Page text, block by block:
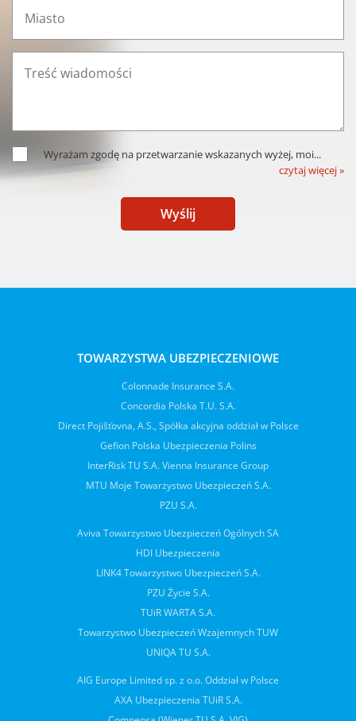
Wyrażam zgodę na przetwarzanie wskazanych wyżej, moi...
czytaj więcej »
Wyślij
TOWARZYSTWA UBEZPIECZENIOWE
Colonnade Insurance S.A.
Concordia Polska T.U. S.A.
Direct Pojišťovna, A.S., Spółka akcyjna oddział w Polsce
Gefion Polska Ubezpieczenia Polins
InterRisk TU S.A. Vienna Insurance Group
MTU Moje Towarzystwo Ubezpieczeń S.A.
PZU S.A.
Aviva Towarzystwo Ubezpieczeń Ogólnych SA
HDI Ubezpieczenia
LINK4 Towarzystwo Ubezpieczeń S.A.
PZU Życie S.A.
TUiR WARTA S.A.
Towarzystwo Ubezpieczeń Wzajemnych TUW
UNIQA TU S.A.
AIG Europe Limited sp. z o.o. Oddział w Polsce
AXA Ubezpieczenia TUiR S.A.